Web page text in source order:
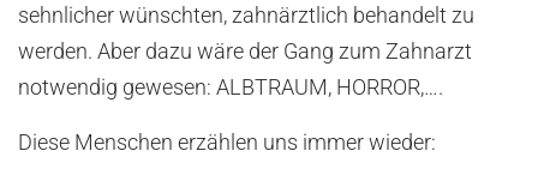
sehnlicher wünschten, zahnärztlich behandelt zu
werden. Aber dazu wäre der Gang zum Zahnarzt
notwendig gewesen: ALBTRAUM, HORROR,….
Diese Menschen erzählen uns immer wieder: